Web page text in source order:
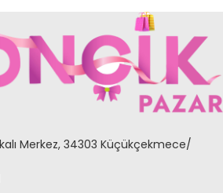
Merkez, 34303 Küçükçekmece/